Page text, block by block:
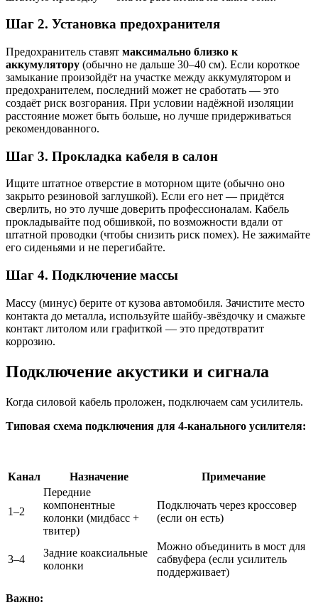
Шаг 2. Установка предохранителя
Предохранитель ставят максимально близко к
аккумулятору (обычно не дальше 30–40 см). Если короткое
замыкание произойдёт на участке между аккумулятором и
предохранителем, последний может не сработать — это
создаёт риск возгорания. При условии надёжной изоляции
расстояние может быть больше, но лучше придерживаться
рекомендованного.
Шаг 3. Прокладка кабеля в салон
Ищите штатное отверстие в моторном щите (обычно оно
закрыто резиновой заглушкой). Если его нет — придётся
сверлить, но это лучше доверить профессионалам. Кабель
прокладывайте под обшивкой, по возможности вдали от
штатной проводки (чтобы снизить риск помех). Не зажимайте
его сиденьями и не перегибайте.
Шаг 4. Подключение массы
Массу (минус) берите от кузова автомобиля. Зачистите место
контакта до металла, используйте шайбу-звёздочку и смажьте
контакт литолом или графиткой — это предотвратит
коррозию.
Подключение акустики и сигнала
Когда силовой кабель проложен, подключаем сам усилитель.
Типовая схема подключения для 4-канального усилителя:
Канал Назначение Примечание
1–2
Передние
компонентные
колонки (мидбасс +
твитер)
Подключать через кроссовер
(если он есть)
3–4
Задние коаксиальные
колонки
Можно объединить в мост для
сабвуфера (если усилитель
поддерживает)
Важно: